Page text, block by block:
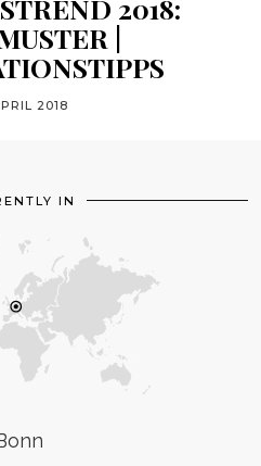
2018:
|
2018
IN